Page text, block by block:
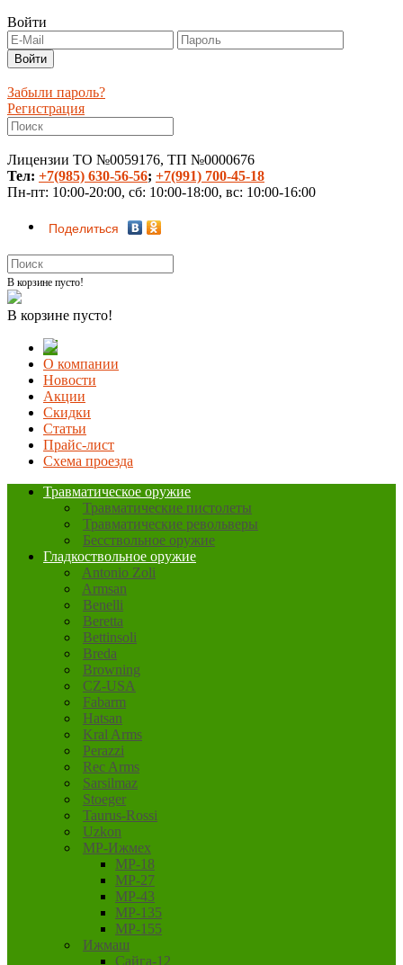
Войти
Забыли пароль?
Регистрация
Лицензии ТО №0059176, ТП №0000676
Тел: +7(985) 630-56-56; +7(991) 700-45-18
Пн-пт: 10:00-20:00, сб: 10:00-18:00, вс: 10:00-16:00
Поделиться
В корзине пусто!
В корзине пусто!
О компании
Новости
Акции
Скидки
Статьи
Прайс-лист
Схема проезда
Травматическое оружие
Травматические пистолеты
Травматические револьверы
Бесствольное оружие
Гладкоствольное оружие
Antonio Zoli
Armsan
Benelli
Beretta
Bettinsoli
Breda
Browning
CZ-USA
Fabarm
Hatsan
Kral Arms
Perazzi
Rec Arms
Sarsilmaz
Stoeger
Taurus-Rossi
Uzkon
MP-Ижмех
MP-18
MP-27
MP-43
MP-135
MP-155
Ижмаш
Сайга-12